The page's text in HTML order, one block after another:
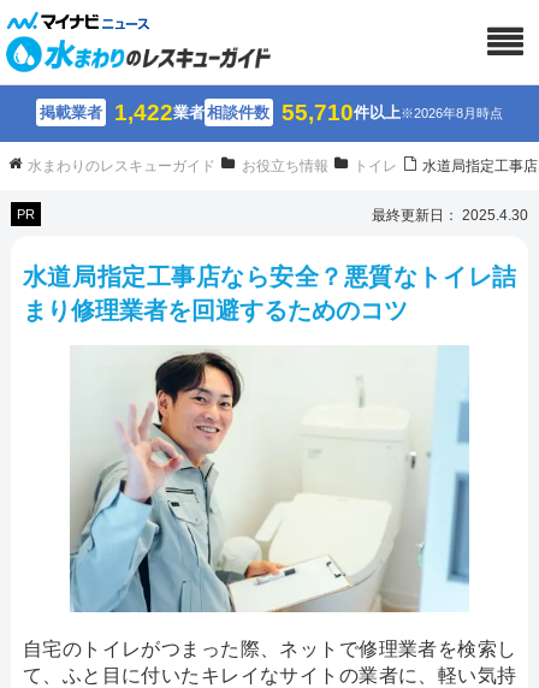
掲載業者 1,422業者相談件数 55,710件以上※2026年8月時点
水まわりのレスキューガイド お役立ち情報 トイレ 水道局指定工事
PR 最終更新日： 2025.4.30
水道局指定工事店なら安全？悪質なトイレ詰
まり修理業者を回避するためのコツ
自宅のトイレがつまった際、ネットで修理業者を検索し
て、ふと目に付いたキレイなサイトの業者に、軽い気持